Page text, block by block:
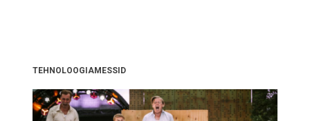
TEHNOLOOGIAMESSID